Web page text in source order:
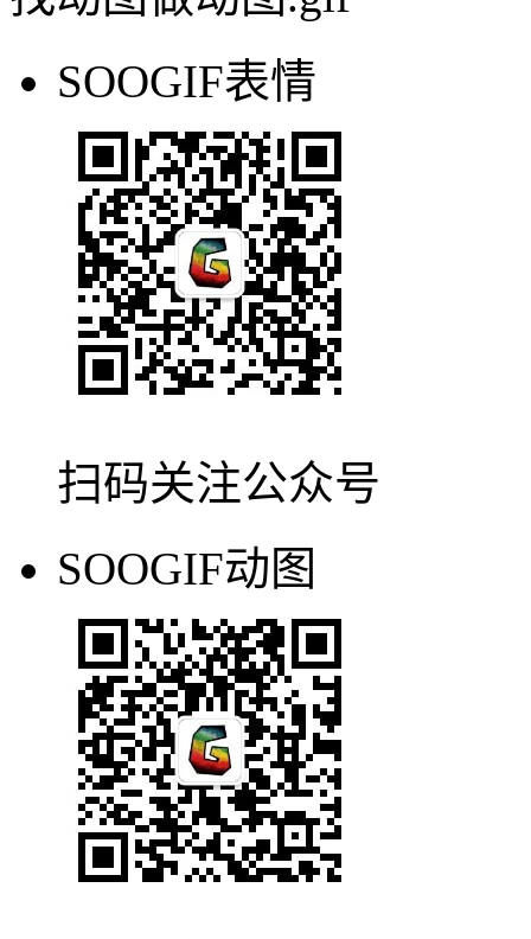
gif图片怎么压缩到1m以内 在线图片压缩工具
持清晰度 免费在线压缩图片 线上gif压缩
攻略答疑
找动图做动图.gif
扫码关注公众号